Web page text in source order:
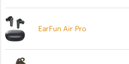
EarFun Air Pro